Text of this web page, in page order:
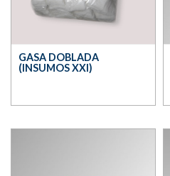
GASA DOBLADA
(INSUMOS XXI)